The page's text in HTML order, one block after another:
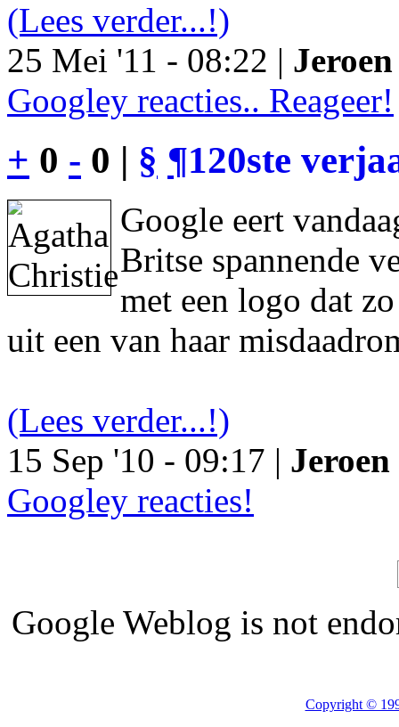
(Lees verder...!)
25 Mei '11 - 08:22 |
Googley reacties.. Reageer!
+ 0 - 0 | § ¶120ste
Google eert
Britse spannende
met een logo dat
uit een van haar
(Lees verder...!)
15 Sep '10 - 09:17 |
Googley reacties!
Google Weblog is not
Copyright ©